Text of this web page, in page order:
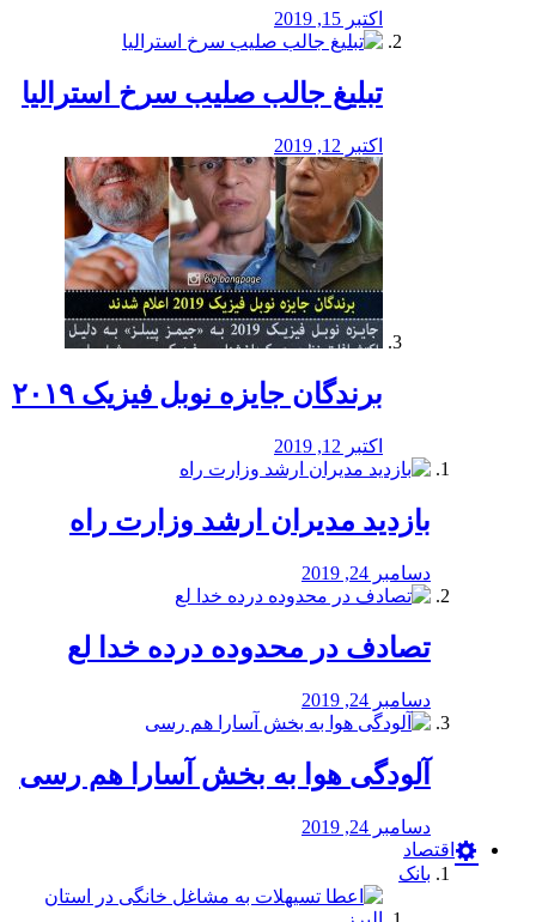
اکتبر 15, 2019
تبلیغ جالب صلیب سرخ استرالیا
اکتبر 12, 2019
برندگان جایزه نوبل فیزیک ۲۰۱۹
اکتبر 12, 2019
بازدید مدیران ارشد وزارت راه
دسامبر 24, 2019
تصادف در محدوده درده خدا لع
دسامبر 24, 2019
آلودگی هوا به بخش آسارا هم رسی
دسامبر 24, 2019
اقتصاد
بانک